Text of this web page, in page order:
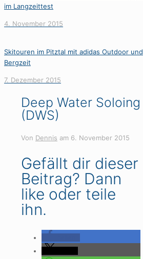
im Langzeittest
4. November 2015
Skitouren im Pitztal mit adidas Outdoor und
Bergzeit
7. Dezember 2015
Deep Water Soloing
(DWS)
Von Dennis am 6. November 2015
Gefällt dir dieser
Beitrag? Dann
like oder teile
ihn.